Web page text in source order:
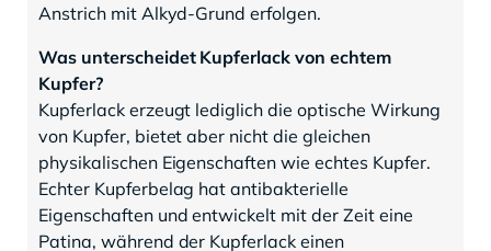
Anstrich mit Alkyd-Grund erfolgen.
Was unterscheidet Kupferlack von echtem
Kupfer?
Kupferlack erzeugt lediglich die optische Wirkung
von Kupfer, bietet aber nicht die gleichen
physikalischen Eigenschaften wie echtes Kupfer.
Echter Kupferbelag hat antibakterielle
Eigenschaften und entwickelt mit der Zeit eine
Patina, während der Kupferlack einen